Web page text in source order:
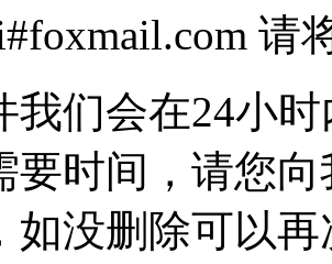
请
我们会在24小
要时间，请您
如没删除可以